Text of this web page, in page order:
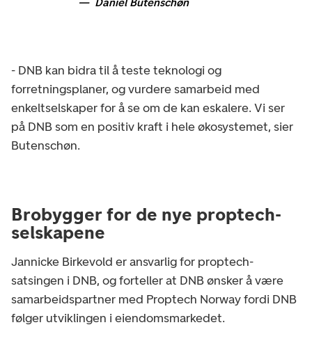
Daniel Butenschøn
- DNB kan bidra til å teste teknologi og
forretningsplaner, og vurdere samarbeid med
enkeltselskaper for å se om de kan eskalere. Vi ser
på DNB som en positiv kraft i hele økosystemet, sier
Butenschøn.
Brobygger for de nye proptech-
selskapene
Jannicke Birkevold er ansvarlig for proptech-
satsingen i DNB, og forteller at DNB ønsker å være
samarbeidspartner med Proptech Norway fordi DNB
følger utviklingen i eiendomsmarkedet.